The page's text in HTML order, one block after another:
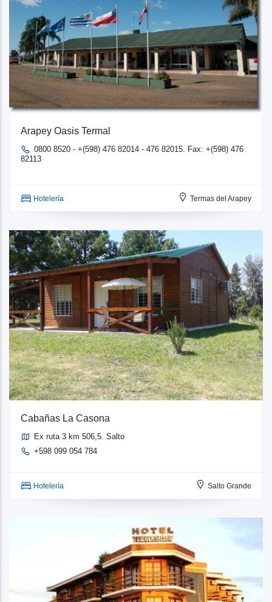
Arapey Oasis Termal
0800 8520 - +(598) 476 82014 - 476 82015. Fax: +(598) 476
82113
Hotelería Termas del Arapey
Cabañas La Casona
Ex ruta 3 km 506,5. Salto
+598 099 054 784
Hotelería Salto Grande